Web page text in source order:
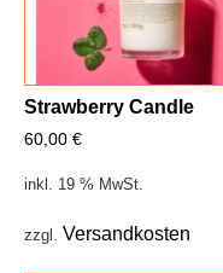
Strawberry Candle
60,00 €
inkl. 19 % MwSt.
zzgl. Versandkosten